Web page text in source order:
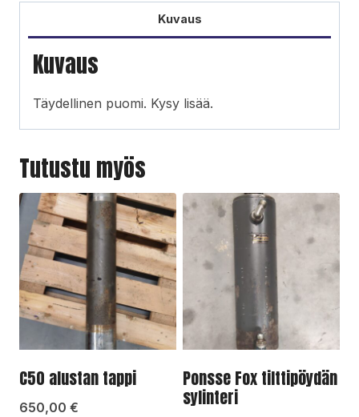
Kuvaus
Kuvaus
Täydellinen puomi. Kysy lisää.
Tutustu myös
C50 alustan tappi
650,00 €
Ponsse Fox tilttipöydän
sylinteri